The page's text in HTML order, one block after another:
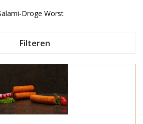
Droge Worst
Filteren